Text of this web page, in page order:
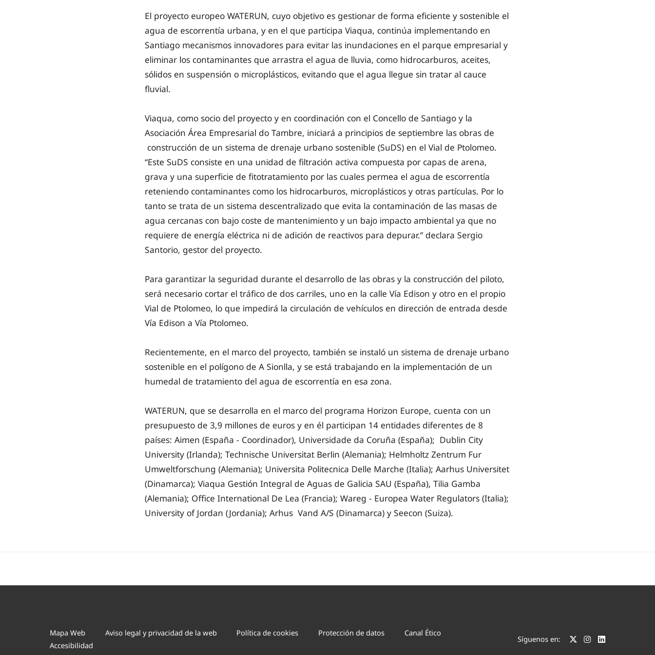
El proyecto europeo WATERUN, cuyo objetivo es gestionar de forma eficiente y sostenible el
agua de escorrentía urbana, y en el que participa Viaqua, continúa implementando en
Santiago mecanismos innovadores para evitar las inundaciones en el parque empresarial y
eliminar los contaminantes que arrastra el agua de lluvia, como hidrocarburos, aceites,
sólidos en suspensión o microplásticos, evitando que el agua llegue sin tratar al cauce
fluvial.
Viaqua, como socio del proyecto y en coordinación con el Concello de Santiago y la
Asociación Área Empresarial do Tambre, iniciará a principios de septiembre las obras de
construcción de un sistema de drenaje urbano sostenible (SuDS) en el Vial de Ptolomeo.
“Este SuDS consiste en una unidad de filtración activa compuesta por capas de arena,
grava y una superficie de fitotratamiento por las cuales permea el agua de escorrentía
reteniendo contaminantes como los hidrocarburos, microplásticos y otras partículas. Por lo
tanto se trata de un sistema descentralizado que evita la contaminación de las masas de
agua cercanas con bajo coste de mantenimiento y un bajo impacto ambiental ya que no
requiere de energía eléctrica ni de adición de reactivos para depurar.” declara Sergio
Santorio, gestor del proyecto.
Para garantizar la seguridad durante el desarrollo de las obras y la construcción del piloto,
será necesario cortar el tráfico de dos carriles, uno en la calle Vía Edison y otro en el propio
Vial de Ptolomeo, lo que impedirá la circulación de vehículos en dirección de entrada desde
Vía Edison a Vía Ptolomeo.
Recientemente, en el marco del proyecto, también se instaló un sistema de drenaje urbano
sostenible en el polígono de A Sionlla, y se está trabajando en la implementación de un
humedal de tratamiento del agua de escorrentía en esa zona.
WATERUN, que se desarrolla en el marco del programa Horizon Europe, cuenta con un
presupuesto de 3,9 millones de euros y en él participan 14 entidades diferentes de 8
países: Aimen (España - Coordinador), Universidade da Coruña (España); Dublin City
University (Irlanda); Technische Universitat Berlin (Alemania); Helmholtz Zentrum Fur
Umweltforschung (Alemania); Universita Politecnica Delle Marche (Italia); Aarhus Universitet
(Dinamarca); Viaqua Gestión Integral de Aguas de Galicia SAU (España), Tilia Gamba
(Alemania); Office International De Lea (Francia); Wareg - Europea Water Regulators (Italia);
University of Jordan (Jordania); Arhus Vand A/S (Dinamarca) y Seecon (Suiza).
Mapa Web Aviso legal y privacidad de la web Política de cookies Protección de datos
Canal Ético
Accesibilidad
Síguenos en: